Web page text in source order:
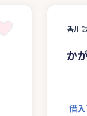
香川
か
借